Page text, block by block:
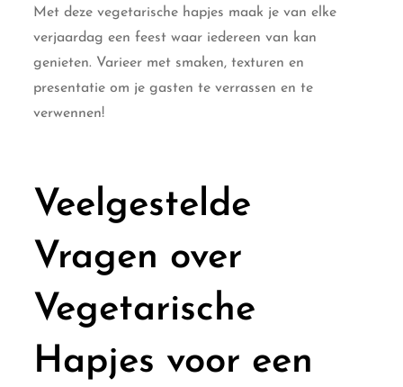
Met deze vegetarische hapjes maak je van elke
verjaardag een feest waar iedereen van kan
genieten. Varieer met smaken, texturen en
presentatie om je gasten te verrassen en te
verwennen!
Veelgestelde
Vragen over
Vegetarische
Hapjes voor een